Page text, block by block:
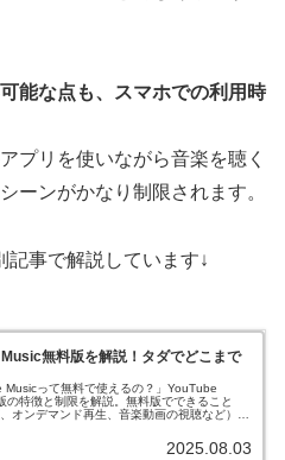
能な点も、スマホでの利用時
プリを使いながら音楽を聴く
ーンがかなり制限されます。
記事で解説しています↓
無料版を解説！タダでどこまで
Musicって無料で使えるの？」YouTube
の特徴と制限を解説。無料版でできること
、オンデマンド再生、音楽動画の視聴など）
介。有料版との比較や料金プランも解説してい
2025.08.03